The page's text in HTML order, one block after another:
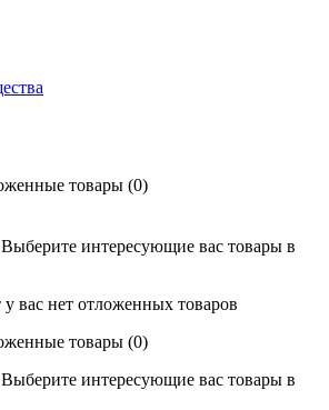
товары (0)
интересующие вас товары в
вас нет отложенных товаров
товары (0)
интересующие вас товары в